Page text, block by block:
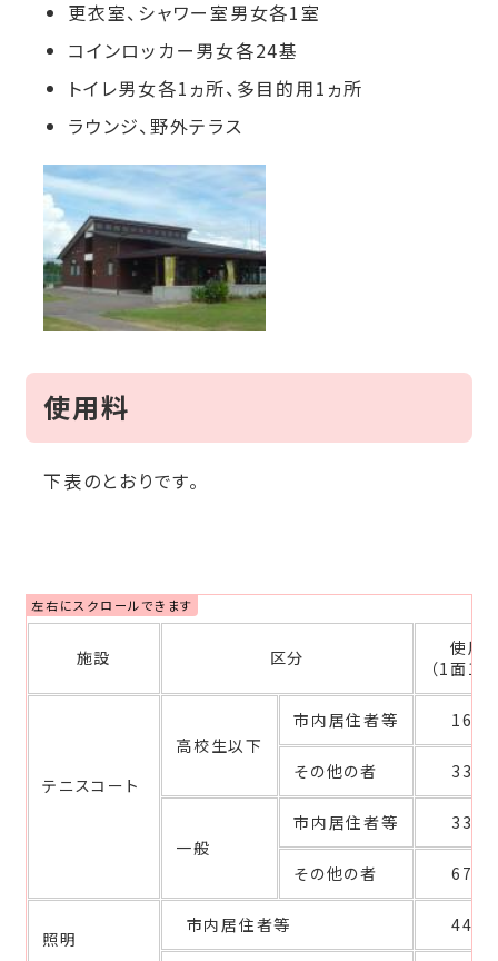
更衣室、シャワー室男女各1室
コインロッカー男女各24基
トイレ男女各1ヵ所、多目的用1ヵ所
ラウンジ、野外テラス
使用料
下表のとおりです。
施設 区分
使用
（1面1時
テニスコート
高校生以下
市内居住者等 160
その他の者 330
一般
市内居住者等 330
その他の者 670
照明
市内居住者等 440